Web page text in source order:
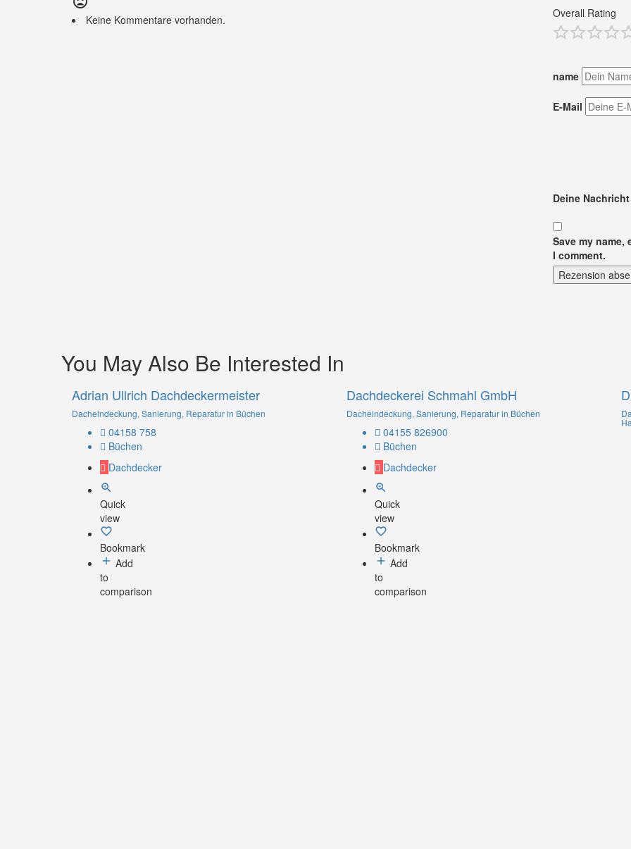
Keine Kommentare vorhanden.
Overall Rating
name
E-Mail
Deine Nachricht
Save my
I comment.
Rezension
You May Also Be Interested In
Adrian Ullrich Dachdeckermeister
Dacheindeckung, Sanierung, Reparatur in Büchen
04158 758
Büchen
Dachdecker
Quick
view
Bookmark
Add
to
comparison
Dachdeckerei Schmahl GmbH
Dacheindeckung, Sanierung, Reparatur in Büchen
04155 826900
Büchen
Dachdecker
Quick
view
Bookmark
Add
to
comparison